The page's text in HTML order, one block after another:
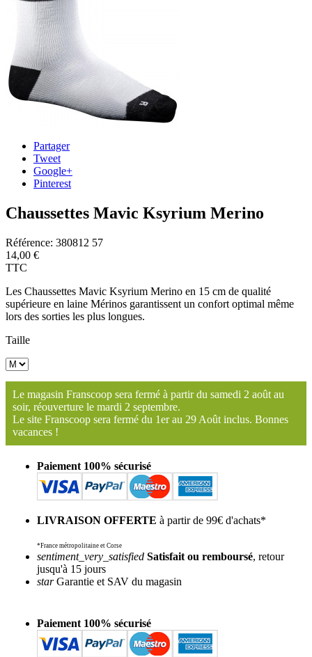
Partager
Tweet
Google+
Pinterest
Chaussettes Mavic Ksyrium Merino
Référence: 380812 57
14,00 €
TTC
Les Chaussettes Mavic Ksyrium Merino en 15 cm de qualité
supérieure en laine Mérinos garantissent un confort optimal même
lors des sorties les plus longues.
Taille
Le magasin Franscoop sera fermé à partir du samedi 2 août au
soir, réouverture le mardi 2 septembre.
Le site Franscoop sera fermé du 1er au 29 Août inclus. Bonnes
vacances !
Paiement 100% sécurisé
LIVRAISON OFFERTE à partir de 99€ d'achats*
*France métropolitaine et Corse
sentiment_very_satisfied Satisfait ou remboursé, retour
jusqu'à 15 jours
starGarantie et SAV du magasin
Paiement 100% sécurisé